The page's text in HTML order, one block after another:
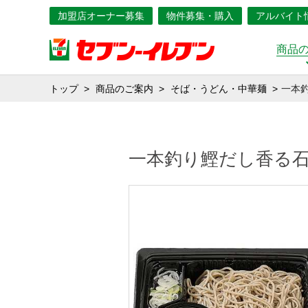
加盟店オーナー募集 物件募集・購入 アルバイト
商品
トップ 商品のご案内 そば・うどん・中華麺 一本
一本釣り鰹だし香る